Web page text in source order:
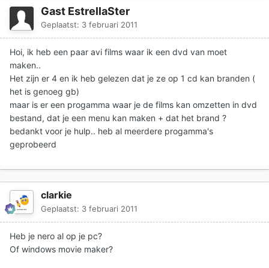
Gast EstrellaSter
Geplaatst: 3 februari 2011
Hoi, ik heb een paar avi films waar ik een dvd van moet
maken..
Het zijn er 4 en ik heb gelezen dat je ze op 1 cd kan branden (
het is genoeg gb)
maar is er een progamma waar je de films kan omzetten in dvd
bestand, dat je een menu kan maken + dat het brand ?
bedankt voor je hulp.. heb al meerdere progamma's
geprobeerd
clarkie
Geplaatst: 3 februari 2011
Heb je nero al op je pc?
Of windows movie maker?